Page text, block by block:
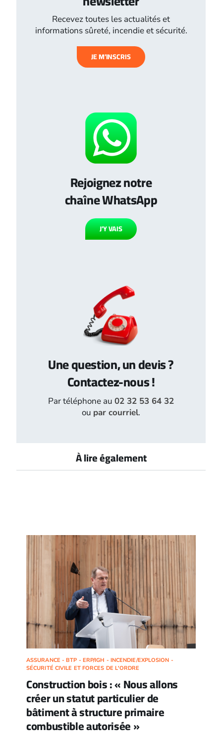
Recevez toutes les actualités et
informations sûreté, incendie et sécurité.
JE M’INSCRIS
Rejoignez notre
chaîne WhatsApp
J’Y VAIS
Une question, un devis ?
Contactez-nous !
Par téléphone au 02 32 53 64 32
ou par courriel.
À lire également
ASSURANCE - BTP - ERP/IGH - INCENDIE/EXPLOSION -
SÉCURITÉ CIVILE ET FORCES DE L'ORDRE
Construction bois : « Nous allons
créer un statut particulier de
bâtiment à structure primaire
combustible autorisée »